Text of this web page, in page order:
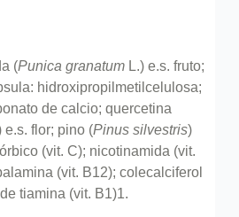
(Punica granatum L.) e.s. fruto;
hidroxipropilmetilcelulosa;
de calcio; quercetina
e.s. flor; pino (Pinus silvestris)
(vit. C); nicotinamida (vit.
(vit. B12); colecalciferol
tiamina (vit. B1)1.